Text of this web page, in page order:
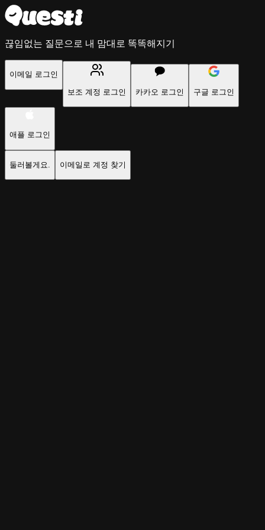
끊임없는 질문으로 내 맘대로 똑똑해지기
이메일 로그인
보조 계정 로그인
카카오 로그인 구글 로그인
애플 로그인
둘러볼게요. 이메일로 계정 찾기